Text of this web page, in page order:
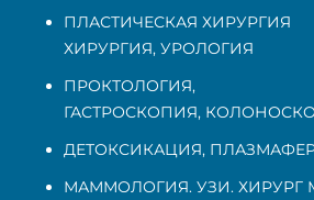
ПЛАСТИЧЕСКАЯ ХИРУРГИЯ
ХИРУРГИЯ, УРОЛОГИЯ
ПРОКТОЛОГИЯ,
ГАСТРОСКОПИЯ,
ДЕТОКСИКАЦИЯ,
МАММОЛОГИЯ. УЗИ. ХИРУРГ